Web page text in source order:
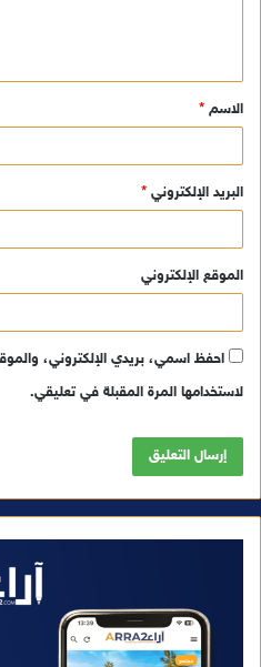
ق
*
الاسم *
البريد الإلكتروني *
الموقع الإلكتروني
احفظ اسمي، بريدي الإلكتروني،
لاستخدامها المرة المقبلة في تعليقي.